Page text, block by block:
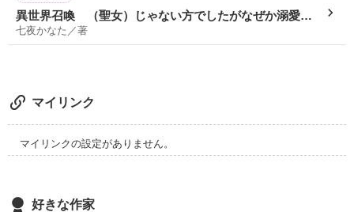
も、どんどんいい影響になっていくのが、頑張っていたのに認め
られなかったヒロインの自信につながっていって、ホントに良か
ったな～と読んでいる自分もスカッとしました。とにかく、最後
異世界召喚 （聖女）じゃない方でしたがなぜか溺愛さ
れてます
七夜かなた／著
マイリンク
マイリンクの設定がありません。
好きな作家